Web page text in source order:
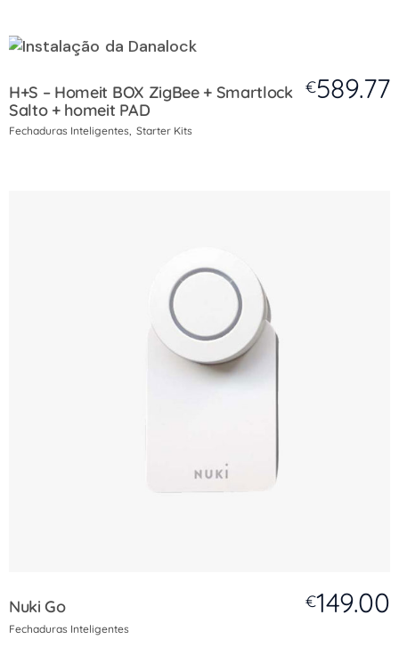
H+S – Homeit BOX ZigBee + Smartlock
Salto + homeit PAD
€589.77
Fechaduras Inteligentes Starter Kits
Nuki Go €149.00
Fechaduras Inteligentes